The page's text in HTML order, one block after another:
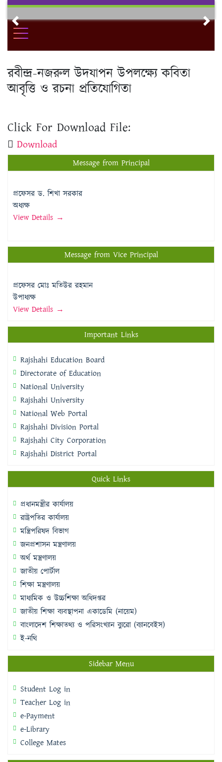
Skip
contentPrevious
রবীন্দ্র-নজরুল উদযাপন উপলক্ষ্যে কবিতা
আবৃত্তি ও রচনা প্রতিযোগিতা
Click For Download File:
Download
Message from Principal
প্রফেসর ড. শিখা সরকার
অধ্যক্ষ
View Details →
Message from Vice Principal
প্রফেসর মোঃ মতিউর রহমান
উপাধ্যক্ষ
View Details →
Important Links
Rajshahi Education Board
Directorate of Education
National University
Rajshahi University
National Web Portal
Rajshahi Division Portal
Rajshahi City Corporation
Rajshahi District Portal
Quick Links
প্রধানমন্ত্রীর কার্যালয়
রাষ্ট্রপতির কার্যালয়
মন্ত্রিপরিষদ বিভাগ
জনপ্রশাসন মন্ত্রণালয়
অর্থ মন্ত্রণালয়
জাতীয় পোর্টাল
শিক্ষা মন্ত্রণালয়
মাধ্যমিক ও উচ্চশিক্ষা অধিদপ্তর
জাতীয় শিক্ষা ব্যবস্থাপনা একাডেমি (নায়েম)
বাংলাদেশ শিক্ষাতথ্য ও পরিসংখ্যান ব্যুরো (ব্যানবেইস)
ই-নথি
Sidebar Menu
Student Log in
Teacher Log in
e-Payment
e-Library
College Mates